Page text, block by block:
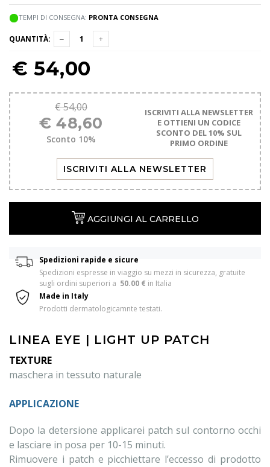
TEMPI DI CONSEGNA: PRONTA CONSEGNA
QUANTITÀ:
€ 54,00
€ 54,00
€ 48,60
Sconto 10%
ISCRIVITI ALLA NEWSLETTER
E OTTIENI UN CODICE
SCONTO DEL 10% SUL
PRIMO ORDINE
ISCRIVITI ALLA NEWSLETTER
AGGIUNGI AL CARRELLO
Spedizioni rapide e sicure
Spedizioni espresse in viaggio su mezzi in sicurezza, gratuite
sugli ordini superiori a 50.00 € in Italia
Made in Italy
Prodotti dermatologicamnte testati.
LINEA EYE | LIGHT UP PATCH
TEXTURE
maschera in tessuto naturale
APPLICAZIONE
Dopo la detersione applicarei patch sul contorno occhi
e lasciare in posa per 10-15 minuti.
Rimuovere i patch e picchiettare l’eccesso di prodotto